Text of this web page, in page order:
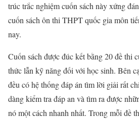
trúc trắc nghiệm cuốn sách này xứng
cuốn sách ôn thi THPT quốc gia môn
nay.
Cuốn sách được đúc kết bằng 20 đề thi
thức lẫn kỹ năng đối với học sinh. Bên
đều có hệ thống đáp án tìm lời giải rất
dàng kiểm tra đáp an và tìm ra được
nó một cách nhanh nhất. Trong mỗi đề